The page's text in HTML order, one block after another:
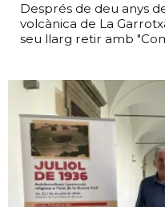
Després de deu anys
volcànica de La
seu llarg retir amb